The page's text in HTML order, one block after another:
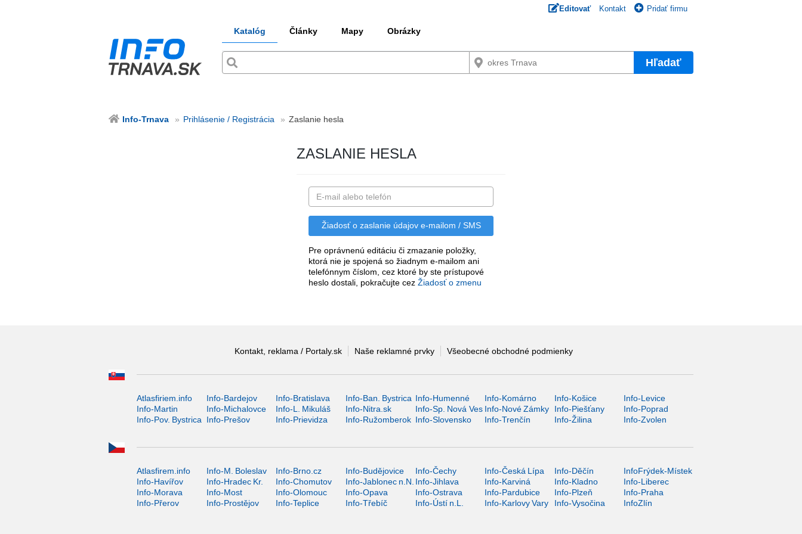
Editovať Kontakt Pridať firmu
Katalóg Články Mapy Obrázky
Hľadať
Info-Trnava Prihlásenie / Registrácia Zaslanie hesla
ZASLANIE HESLA
Pre oprávnenú editáciu či zmazanie položky,
ktorá nie je spojená so žiadnym e-mailom ani
telefónnym číslom, cez ktoré by ste prístupové
heslo dostali, pokračujte cez Žiadosť o zmenu
Kontakt, reklama / Portaly.sk Naše reklamné prvky Všeobecné obchodné podmienky
Atlasfiriem.info Info-Bardejov Info-Bratislava Info-Ban. Bystrica Info-Humenné Info-Komárno Info-Košice
Info-Levice
Info-Martin
Info-Michalovce Info-L. Mikuláš Info-Nitra.sk Info-Sp. Nová Ves Info-Nové Zámky Info-Piešťany
Info-Poprad
Info-Pov. Bystrica
Info-Prešov Info-Prievidza Info-Ružomberok Info-Slovensko Info-Trenčín Info-Žilina Info-Zvolen
Atlasfirem.info Info-M. Boleslav Info-Brno.cz Info-Budějovice Info-Čechy Info-Česká Lípa Info-Děčín
InfoFrýdek-Místek
Info-Havířov
Info-Hradec Kr. Info-Chomutov Info-Jablonec n.N. Info-Jihlava Info-Karviná Info-Kladno
Info-Liberec
Info-Morava
Info-Most Info-Olomouc Info-Opava Info-Ostrava Info-Pardubice Info-Plzeň
Info-Praha
Info-Přerov
Info-Prostějov Info-Teplice Info-Třebíč Info-Ústí n.L. Info-Karlovy Vary Info-Vysočina InfoZlín